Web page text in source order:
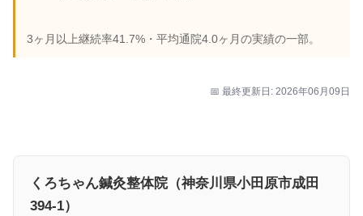
3ヶ月以上継続率41.7%・平均通院4.0ヶ月の実績の一部。
📅 最終更新日: 2026年06月09日
くろちゃん鍼灸整体院（神奈川県小田原市成田
394-1）